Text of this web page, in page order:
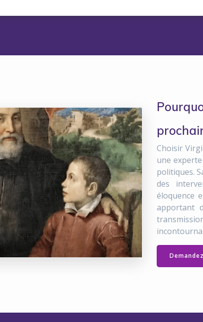
Choisir
une
politiques.
des
éloquence
apportant